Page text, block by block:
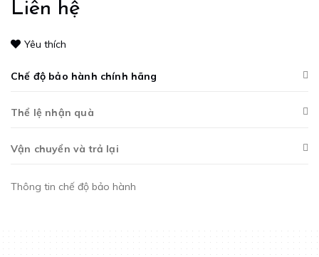
Liên hệ
Yêu thích
Chế độ bảo hành chính hãng
Thể lệ nhận quà
Vận chuyển và trả lại
Thông tin chế độ bảo hành